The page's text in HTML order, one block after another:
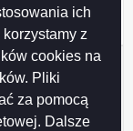
ich
z
cookies na
Pliki
za pomocą
Dalsze
rok.pdf
( 380.94
Jankowska